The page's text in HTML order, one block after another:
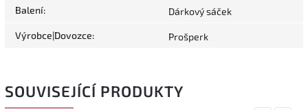
Balení: Dárkový sáček
Výrobce|Dovozce: Prošperk
SOUVISEJÍCÍ PRODUKTY